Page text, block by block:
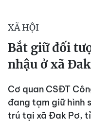
XÃ HỘI
Bắt giữ đối
nhậu ở xã
Cơ quan CSĐT
đang tạm giữ hình
trú tại xã Đak Pơ,